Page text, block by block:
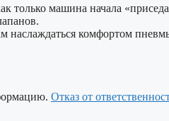
только машина начала
наслаждаться комфортом
Отказ от